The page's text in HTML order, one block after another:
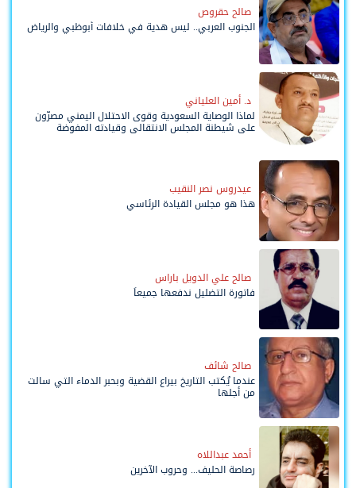
صالح حقروص
الجنوب العربي.. ليس هدية في خلافات أبوظبي والرياض
د. أمين العلياني
لماذا الوصاية السعودية وقوى الاحتلال اليمني مصرّون
على شيطنة المجلس الانتقالي وقيادته المفوضة
عيدروس نصر النقيب
هذا هو مجلس القيادة الرئاسي
صالح علي الدويل باراس
فاتورة التضليل ندفعها جميعاً
صالح شائف
عندما يُكتب التاريخ بيراع القضية وبحبر الدماء التي سالت
من أجلها
أحمد عبداللاه
رصاصة الحليف... وحروب الآخرين